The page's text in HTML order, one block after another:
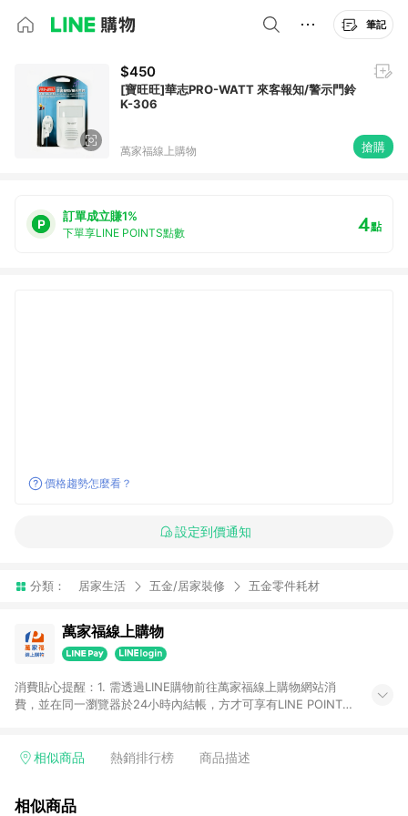
筆記
$450
[寶旺旺]華志PRO-WATT 來客報知/警示門鈴
K-306
萬家福線上購物 搶購
訂單成立賺1%
下單享LINE POINTS點數 4點
價格趨勢怎麼看？
設定到價通知
分類： 居家生活 五金/居家裝修 五金零件耗材
萬家福線上購物
消費貼心提醒：1. 需透過LINE購物前往萬家福線上購物網站消
費，並在同一瀏覽器於24小時內結帳，方才可享有LINE POINTS
4. 不具回饋資格種類商品：電子禮券。 5. 回饋點數計算將排除訂
錄，相關問題請於保留時間內聯絡客服中心，並由康達盛通生活
相似商品 熱銷排行榜 商品描述
相似商品